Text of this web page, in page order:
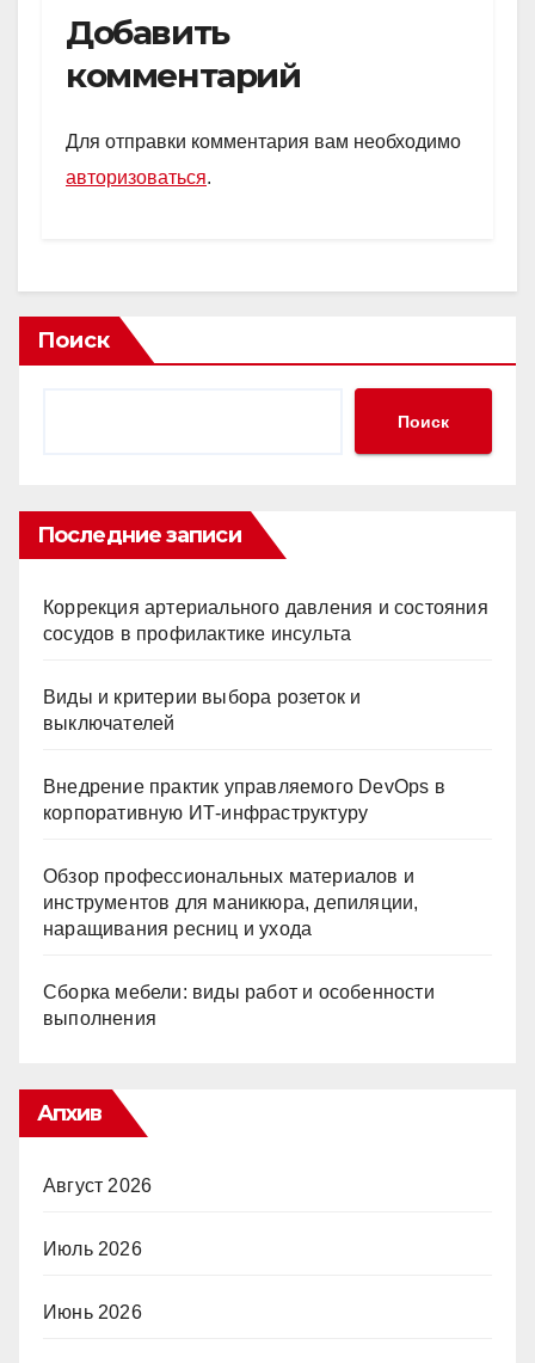
Добавить
комментарий
Для отправки комментария вам необходимо
авторизоваться.
Поиск
Поиск
Последние записи
Коррекция артериального давления и состояния
сосудов в профилактике инсульта
Виды и критерии выбора розеток и
выключателей
Внедрение практик управляемого DevOps в
корпоративную ИТ-инфраструктуру
Обзор профессиональных материалов и
инструментов для маникюра, депиляции,
наращивания ресниц и ухода
Сборка мебели: виды работ и особенности
выполнения
Апхив
Август 2026
Июль 2026
Июнь 2026